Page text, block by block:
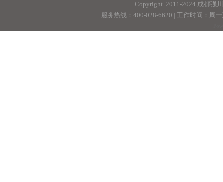
Copyright 2011-2024 成都强
服务热线：400-028-6620 | 工作时间：周